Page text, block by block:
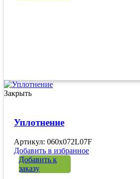
Закрыть
Уплотнение
Артикул: 060x072L07F
Добавить в избранное
Добавить к
заказу